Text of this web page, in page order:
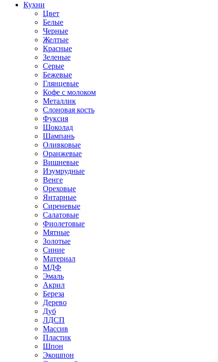
Кухни
Цвет
Белые
Черные
Желтые
Красные
Зеленые
Серые
Бежевые
Глянцевые
Кофе с молоком
Металлик
Слоновая кость
Фуксия
Шоколад
Шампань
Оливковые
Оранжевые
Вишневые
Изумрудные
Венге
Ореховые
Янтарные
Сиреневые
Салатовые
Фиолетовые
Мятные
Золотые
Синие
Материал
МДФ
Эмаль
Акрил
Береза
Дерево
Дуб
ЛДСП
Массив
Пластик
Шпон
Экошпон